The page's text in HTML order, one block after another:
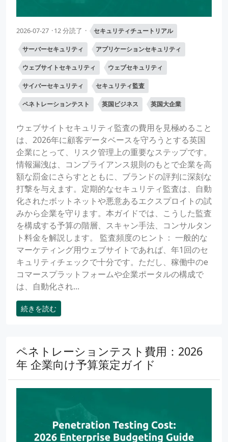
2026-07-27 12 分読了 セキュリティチュートリアル
サーバーセキュリティ アプリケーションセキュリティ
ウェブサイトセキュリティ ウェブセキュリティ
サイバーセキュリティ セキュリティ監査
ペネトレーションテスト 英国ビジネス 英国大企業
ウェブサイトセキュリティ監査の費用を見極めること
は、2026年に顧客データベースを守ろうとする英国
企業にとって、リスク管理上の重要なステップです。
情報漏洩は、コンプライアンス規則のもとで企業を高
額な罰金にさらすとともに、ブランドの評判に深刻な
打撃を与えます。定期的なセキュリティ監査は、自動
化されたボットネットや悪意あるエクスプロイトの試
みから企業を守ります。本ガイドでは、こうした監査
を構成する予算の階層、スキャン手法、コンサルタン
ト料金を解説します。 監査頻度のヒント： 一般的な
マーケティング用ウェブサイトであれば、年1回のセ
キュリティチェックで十分です。ただし、稼働中のe
コマースプラットフォームや企業ポータルの構成で
は、自動化され...
続きを読む
ペネトレーションテスト費用：2026
年 企業向け予算策定ガイド